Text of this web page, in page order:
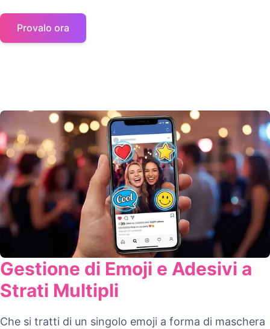
Provalo ora
Gestione di Emoji e Adesivi a
Strati Multipli
Che si tratti di un singolo emoji a forma di maschera